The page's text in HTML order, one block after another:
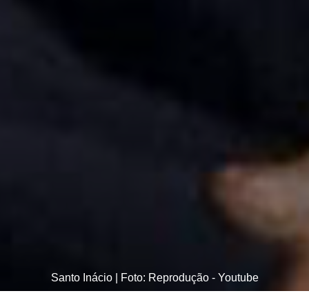
Santo Inácio | Foto: Reprodução - Youtube